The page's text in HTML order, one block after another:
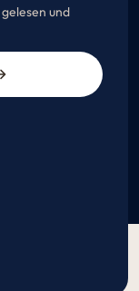
gelesen und